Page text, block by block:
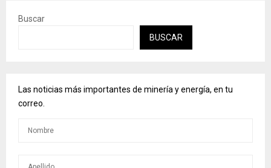
Buscar
BUSCAR
Las noticias más importantes de minería y energía, en tu
correo.